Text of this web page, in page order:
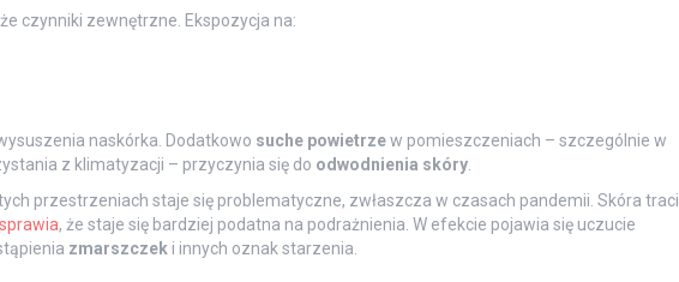
czynniki zewnętrzne. Ekspozycja na:
naskórka. Dodatkowo suche powietrzew pomieszczeniach – szczególnie w
z klimatyzacji – przyczynia się do odwodnienia skóry.
przestrzeniach staje się problematyczne, zwłaszcza w czasach pandemii. Skóra traci
, że staje się bardziej podatna na podrażnienia. W efekcie pojawia się uczucie
zmarszczeki innych oznak starzenia.